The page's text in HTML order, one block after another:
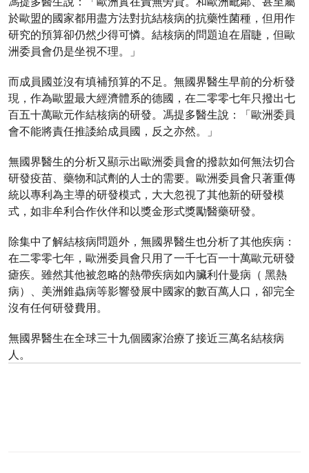
於歐盟的國家都用盡方法對抗結核病的抗藥性菌種，但用作
研究的預算卻仍然少得可憐。結核病的問題迫在眉睫，但歐
洲委員會仍是坐視不理。」
而成員國並沒有填補預算的不足。無國界醫生早前的分析發
現，作為歐盟最大經濟體系的德國，在二零零七年只撥出七
百五十萬歐元作結核病的研發。馮提多醫生說：「歐洲委員
會不能將責任推諉給成員國，反之亦然。」
無國界醫生的分析又顯示出歐洲委員會的撥款如何無法切合
研發疫苗、藥物和試劑的人士的需要。歐洲委員會只著重傳
統以專利為主導的研發模式，大大忽視了其他新的研發模
式，如非牟利合作伙伴和以獎金形式獎勵醫藥研發。
除集中了解結核病問題外，無國界醫生也分析了其他疾病：
在二零零七年，歐洲委員會只用了一千七百一十萬歐元研發
瘧疾。雖然其他被忽略的熱帶疾病如內臟利什曼病（ 黑熱
病）、美洲錐蟲病等影響發展中國家的數百萬人口，卻完全
沒有任何研發費用。
無國界醫生在全球三十九個國家治療了接近三萬名結核病
人。